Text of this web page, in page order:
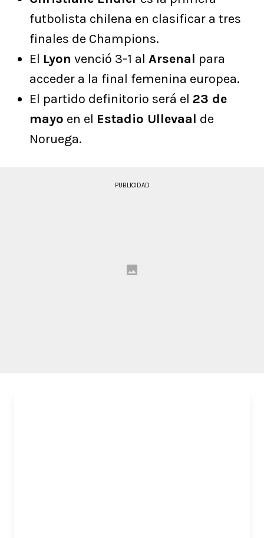
futbolista chilena en clasificar a tres
finales de Champions.
El Lyon venció 3-1 al Arsenal para
acceder a la final femenina europea.
El partido definitorio será el 23 de
mayo en el Estadio Ullevaal de
Noruega.
PUBLICIDAD